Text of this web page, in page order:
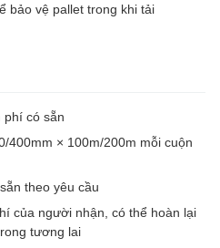
bảo vệ pallet trong khi tải
phí có sẵn
400mm × 100m/200m mỗi cuộn
theo yêu cầu
của người nhận, có thể hoàn lại
tương lai